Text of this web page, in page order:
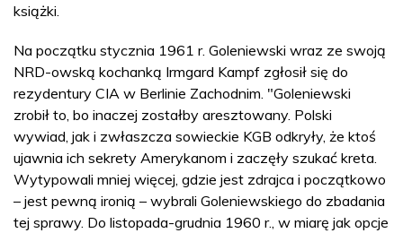
książki.
Na początku stycznia 1961 r. Goleniewski wraz ze swoją
NRD-owską kochanką Irmgard Kampf zgłosił się do
rezydentury CIA w Berlinie Zachodnim. "Goleniewski
zrobił to, bo inaczej zostałby aresztowany. Polski
wywiad, jak i zwłaszcza sowieckie KGB odkryły, że ktoś
ujawnia ich sekrety Amerykanom i zaczęły szukać kreta.
Wytypowali mniej więcej, gdzie jest zdrajca i początkowo
– jest pewną ironią – wybrali Goleniewskiego do zbadania
tej sprawy. Do listopada-grudnia 1960 r., w miarę jak opcje